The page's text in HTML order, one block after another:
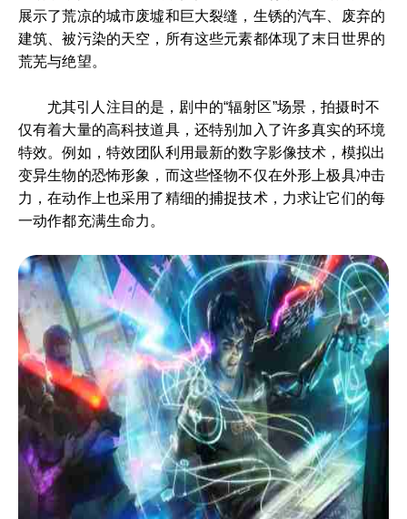
展示了荒凉的城市废墟和巨大裂缝，生锈的汽车、废弃的
建筑、被污染的天空，所有这些元素都体现了末日世界的
荒芜与绝望。
尤其引人注目的是，剧中的“辐射区”场景，拍摄时不
仅有着大量的高科技道具，还特别加入了许多真实的环境
特效。例如，特效团队利用最新的数字影像技术，模拟出
变异生物的恐怖形象，而这些怪物不仅在外形上极具冲击
力，在动作上也采用了精细的捕捉技术，力求让它们的每
一动作都充满生命力。